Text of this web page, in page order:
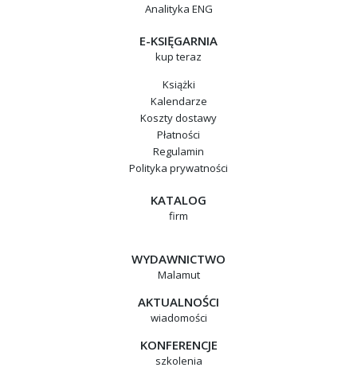
Analityka ENG
E-KSIĘGARNIA
kup teraz
Książki
Kalendarze
Koszty dostawy
Płatności
Regulamin
Polityka prywatności
KATALOG
firm
WYDAWNICTWO
Malamut
AKTUALNOŚCI
wiadomości
KONFERENCJE
szkolenia